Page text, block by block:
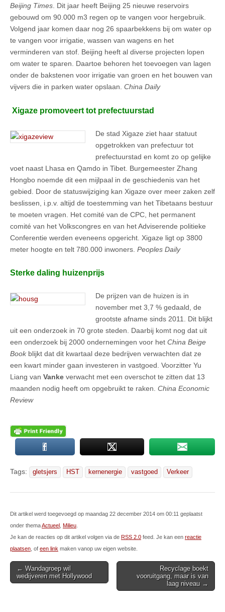
Beijing Times. Dit jaar heeft Beijing 25 nieuwe reservoirs
gebouwd om 90.000 m3 regen op te vangen voor hergebruik.
Volgend jaar komen daar nog 26 spaarbekkens bij om water op
te vangen voor irrigatie, wassen van wagens en het
verminderen van stof. Beijing heeft al diverse projecten lopen
om water te sparen. Daartoe behoren het toevoegen van lagen
onder de bakstenen voor irrigatie van groen en het bouwen van
vijvers die in parken water opslaan. China Daily
Xigaze promoveert tot prefectuurstad
De stad Xigaze ziet haar statuut
opgetrokken van prefectuur tot
prefectuurstad en komt zo op gelijke
voet naast Lhasa en Qamdo in Tibet. Burgemeester Zhang
Hongbo noemde dit een mijlpaal in de geschiedenis van het
gebied. Door de statuswijziging kan Xigaze over meer zaken zelf
beslissen, i.p.v. altijd de toestemming van het Tibetaans bestuur
te moeten vragen. Het comité van de CPC, het permanent
comité van het Volkscongres en van het Adviserende politieke
Conferentie werden eveneens opgericht. Xigaze ligt op 3800
meter hoogte en telt 780.000 inwoners. Peoples Daily
Sterke daling huizenprijs
De prijzen van de huizen is in
november met 3,7 % gedaald, de
grootste afname sinds 2011. Dit blijkt
uit een onderzoek in 70 grote steden. Daarbij komt nog dat uit
een onderzoek bij 2000 ondernemingen voor het China Beige
Bookblijkt dat dit kwartaal deze bedrijven verwachten dat ze
een kwart minder gaan investeren in vastgoed. Voorzitter Yu
Liang van Vanke verwacht met een overschot te zitten dat 13
maanden nodig heeft om opgebruikt te raken. China Economic
Review
Tags: gletsjers HST kernenergie vastgoed Verkeer
Dit artikel werd toegevoegd op maandag 22 december 2014 om 00:11 geplaatst
onder themaActueel Milieu
Je kan de reacties op dit artikel volgen via de RSS 2.0 feed. Je kan een reactie
plaatsen , of een link maken vanop uw eigen website.
Post
navigation
← Wandagroep wil
wedijveren met Hollywood
Recyclage boekt
vooruitgang, maar is van
laag niveau →